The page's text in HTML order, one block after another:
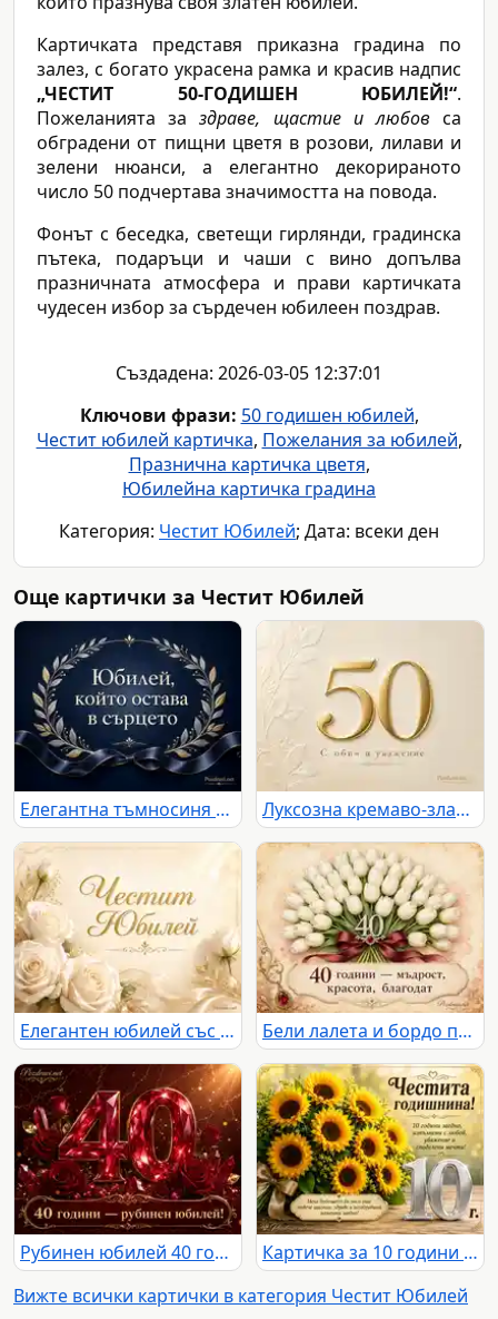
Картичката представя приказна градина по
залез, с богато украсена рамка и красив надпис
„ЧЕСТИТ 50-ГОДИШЕН ЮБИЛЕЙ!“.
Пожеланията заздраве, щастие и любовса
обградени от пищни цветя в розови, лилави и
зелени нюанси, а елегантно декорираното
число 50 подчертава значимостта на повода.
Фонът с беседка, светещи гирлянди, градинска
пътека, подаръци и чаши с вино допълва
празничната атмосфера и прави картичката
чудесен избор за сърдечен юбилеен поздрав.
Създадена: 2026-03-05 12:37:01
Ключови фрази: 50 годишен юбилей,
Честит юбилей картичка, Пожелания за юбилей,
Празнична картичка цветя,
Юбилейна картичка градина
Категория: Честит Юбилей; Дата: всеки ден
Още картички за Честит Юбилей
Елегантна тъмносиня юбилейна картичка с лавров венец и сатенена лента Луксозна кремаво-златна картичка за 50-годишен юбилей
Елегантен юбилей със златен надпис и бели рози Бели лалета и бордо панделка за елегантен юбилей 40 години
Рубинен юбилей 40 години с червени рози, рубини и златен надпис
Картичка за 10 години годишнина със слънчогледи, сребърна цифра 10 и празнични надписи
Вижте всички картички в категория Честит Юбилей